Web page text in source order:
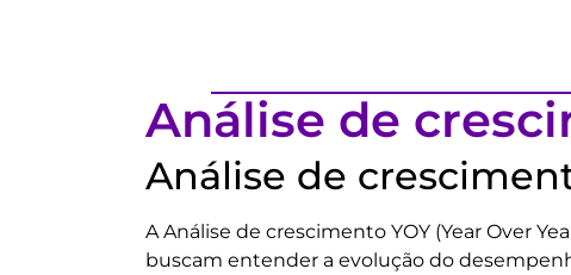
Análise de
Análise de
A Análise de crescimento YOY (Year Over
buscam entender a evolução do